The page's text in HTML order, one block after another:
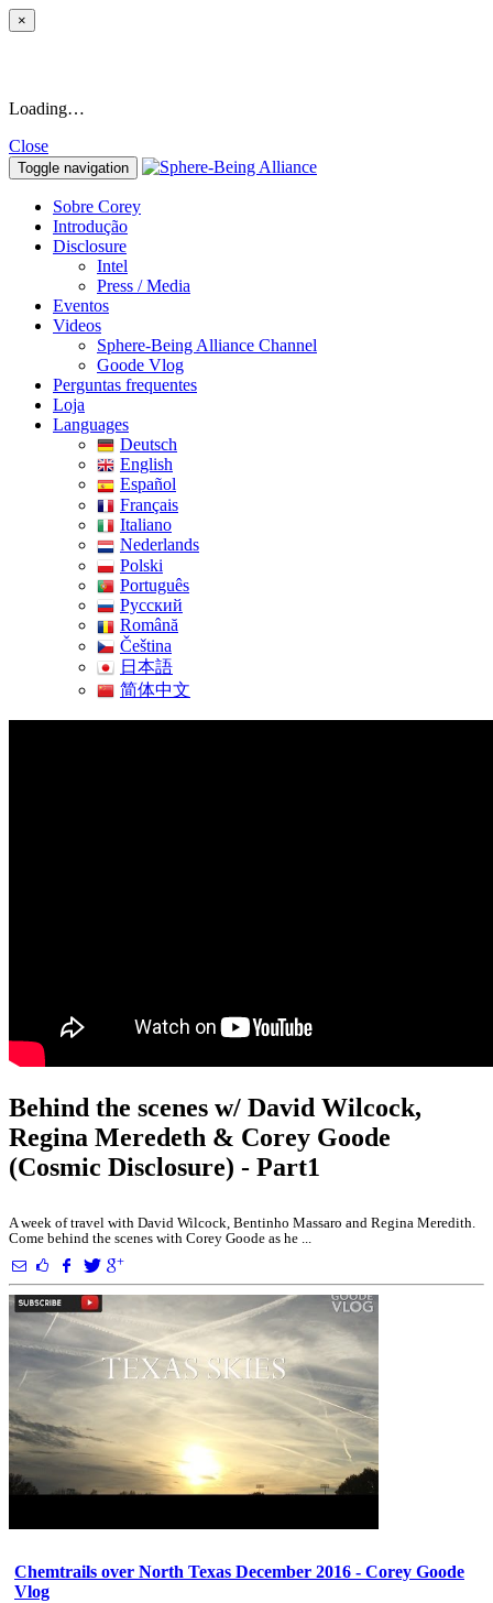
×
Loading…
Close
Toggle navigation
Sobre Corey
Introdução
Disclosure
Intel
Press / Media
Eventos
Videos
Sphere-Being Alliance Channel
Goode Vlog
Perguntas frequentes
Loja
Languages
Deutsch
English
Español
Français
Italiano
Nederlands
Polski
Português
Pусский
Română
Čeština
日本語
简体中文
Behind the scenes w/ David Wilcock,
Regina Meredeth & Corey Goode
(Cosmic Disclosure) - Part1
A week of travel with David Wilcock, Bentinho Massaro and Regina Meredith.
Come behind the scenes with Corey Goode as he ...
Chemtrails over North Texas December 2016 - Corey Goode
Vlog